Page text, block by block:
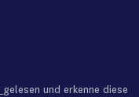
gelesen und erkenne diese